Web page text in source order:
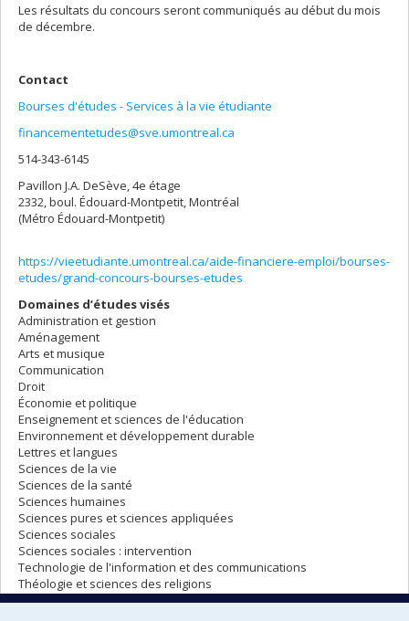
Les résultats du concours seront communiqués au début du mois
de décembre.
Contact
Bourses d'études - Services à la vie étudiante
financementetudes@sve.umontreal.ca
514-343-6145
Pavillon J.A. DeSève, 4e étage
2332, boul. Édouard-Montpetit, Montréal
(Métro Édouard-Montpetit)
https://vieetudiante.umontreal.ca/aide-financiere-emploi/bourses-
etudes/grand-concours-bourses-etudes
Domaines d’études visés
Administration et gestion
Aménagement
Arts et musique
Communication
Droit
Économie et politique
Enseignement et sciences de l'éducation
Environnement et développement durable
Lettres et langues
Sciences de la vie
Sciences de la santé
Sciences humaines
Sciences pures et sciences appliquées
Sciences sociales
Sciences sociales : intervention
Technologie de l'information et des communications
Théologie et sciences des religions